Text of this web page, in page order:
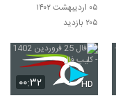
۰۵ اردیبهشت ۱۴۰۲
۲۰۵ بازدید
۰۰:۳۲ HD